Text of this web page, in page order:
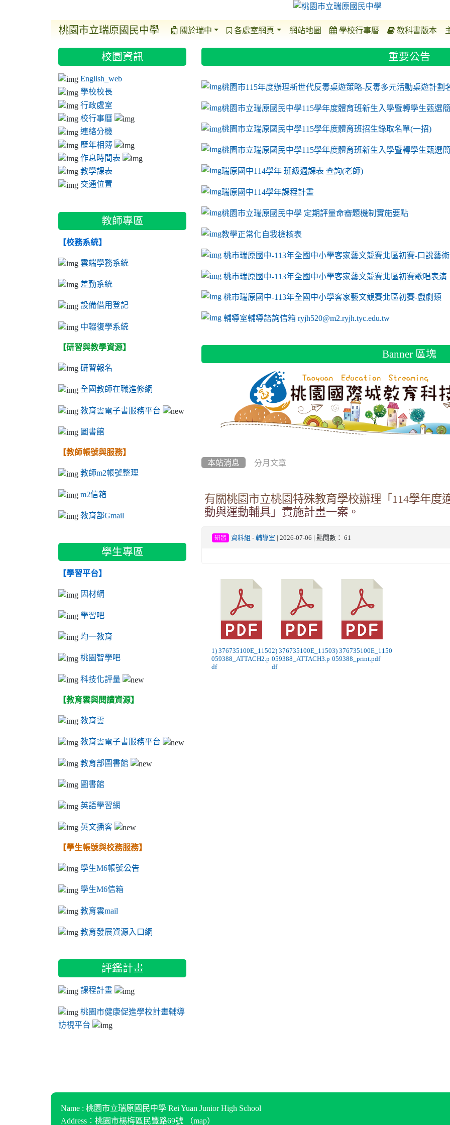
桃園市立瑞原國民中學 ::: 關於瑞中 各處室網頁 網站地圖 學校行事曆 教科書版本
重要公告
link to https://sites.google.com/a/m2.ryjh.tyc.edu.tw/ryjh011/
桃園市115年度辦理新世代反毒桌遊策略-反毒多元活動桌遊計劃
桃園市立瑞原國民中學115學年度體育班新生入學暨轉學生甄選
桃園市立瑞原國民中學115學年度體育班招生錄取名單(一招)
桃園市立瑞原國民中學115學年度體育班新生入學暨轉學生甄選
瑞原國中114學年 班級週課表 查詢(老師)
瑞原國中114學年課程計畫
link to https://sites.google.com/a/m2.ryjh.tyc.edu.tw/ryjh011/
桃園市立瑞原國民中學 定期評量命審題機制實施要點
link to https://sites.google.com/a/m2.ryjh.tyc.edu.tw/ryjh011/
教學正常化自我檢核表
link to mailto:ryjh520@m2.ryjh.tyc.edu.tw
link to mailto:ryjh520@m2.ryjh.tyc.edu.tw
ink to mailto:ryjh520@m2.ryjh.tyc.edu.tw
link to mailto:ryjh520@m2.ryjh.tyc.edu.tw
link to mailto:ryjh520@m2.ryjh.tyc.edu.tw
ink to mailto:ryjh520@m2.ryjh.tyc.edu.tw
ink to mailto:ryjh520@m2.ryjh.tyc.edu.tw
link to https://sites.google.com/a/m2.ryjh.tyc.edu.tw/ryjh011/
ink to mailto:ryjh520@m2.ryjh.tyc.edu.tw
link to https://tyc.entry.edu.tw/NoExamImitate_TL/NoExamImitate/
桃市瑞原國中-113年全國中小學客家藝文競賽北區初賽-口說藝術
link to https://tyc.entry.edu.tw/NoExamImitate_TL/NoExamImitate/
桃市瑞原國中-113年全國中小學客家藝文競賽北區初賽歌唱表演
link to https://tyc.entry.edu.tw/NoExamImitate_TL/NoExamImitate/
桃市瑞原國中-113年全國中小學客家藝文競賽北區初賽-戲劇類
link to https://tyc.entry.edu.tw/NoExamImitate_TL/NoExamImitate/
輔導室輔導諮詢信箱 ryjh520@m2.ryjh.tyc.edu.tw
Banner 區塊
本站消息 分月文章
有關桃園市立桃園特殊教育學校辦理「114學年
動與運動輔具」實施計畫一案。
研習 資料組 - 輔導室 | 2026-07-06 | 點閱數： 61
1) 376735100E_1150
059388_ATTACH2.p
df
2) 376735100E_1150
059388_ATTACH3.p
df
3) 376735100E_1150
059388_print.pdf
::: 校園資訊
English_web
學校校長
行政處室
校行事曆
連絡分機
歷年相簿
作息時間表
教學課表
交通位置
教師專區
【校務系統】
雲端學務系統
差勤系統
設備借用登記
中輟復學系統
【研習與教學資源】
研習報名
全國教師在職進修網
教育雲電子書服務平台
圖書館
【教師帳號與服務】
教師m2帳號整理
m2信箱
教育部Gmail
學生專區
【學習平台】
因材網
學習吧
均一教育
桃園智學吧
科技化評量
【教育雲與閱讀資源】
教育雲
教育雲電子書服務平台
教育部圖書館
圖書館
英語學習網
英文播客
【學生帳號與校務服務】
學生M6帳號公告
學生M6信箱
教育雲mail
教育發展資源入口網
評鑑計畫
課程計畫
桃園市健康促進學校計畫輔導
訪視平台
Name : 桃園市立瑞原國民中學 Rei Yuan Junior High School
Address：桃園市楊梅區民豐路69號 （map）